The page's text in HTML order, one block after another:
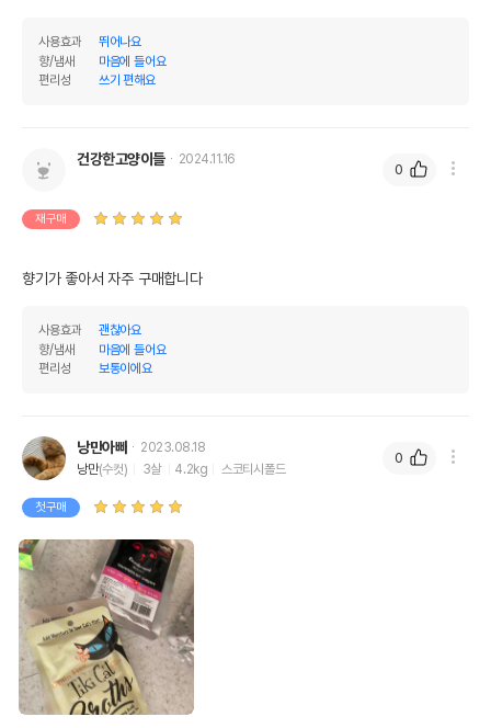
사용효과
뛰어나요
향/냄새
마음에 들어요
편리성
쓰기 편해요
건강한고양이들 2024.11.16
재구매
향기가 좋아서 자주 구매합니다
사용효과
괜찮아요
향/냄새
마음에 들어요
편리성
보통이에요
0
낭만아빠
2023.08.18
낭만(수컷) 3살 4.2kg 스코티시폴드
첫구매
0